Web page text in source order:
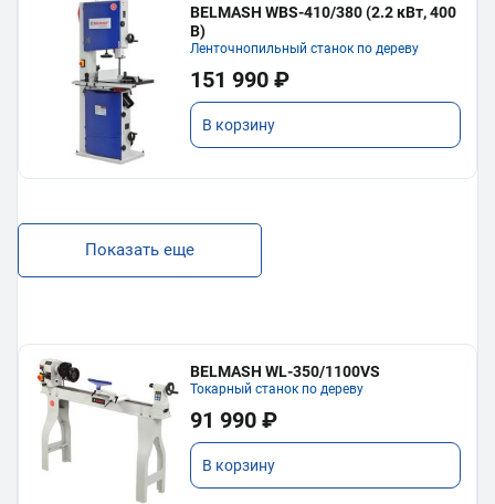
BELMASH WBS-410/380 (2.2 кВт, 400
В)
Ленточнопильный станок по дереву
151 990 ₽
В корзину
Показать еще
BELMASH WL-350/1100VS
Токарный станок по дереву
91 990 ₽
В корзину